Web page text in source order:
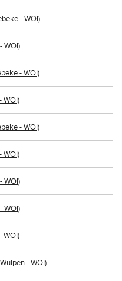
- WOI)
WOI)
- WOI)
WOI)
- WOI)
WOI)
WOI)
WOI)
WOI)
- WOI)